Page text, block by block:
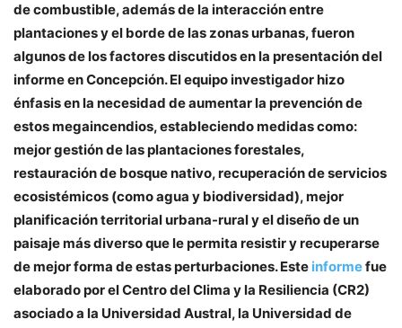
de combustible, además de la interacción entre
plantaciones y el borde de las zonas urbanas, fueron
algunos de los factores discutidos en la presentación del
informe en Concepción. El equipo investigador hizo
énfasis en la necesidad de aumentar la prevención de
estos megaincendios, estableciendo medidas como:
mejor gestión de las plantaciones forestales,
restauración de bosque nativo, recuperación de servicios
ecosistémicos (como agua y biodiversidad), mejor
planificación territorial urbana-rural y el diseño de un
paisaje más diverso que le permita resistir y recuperarse
de mejor forma de estas perturbaciones. Este informefue
elaborado por el Centro del Clima y la Resiliencia (CR2)
asociado a la Universidad Austral, la Universidad de